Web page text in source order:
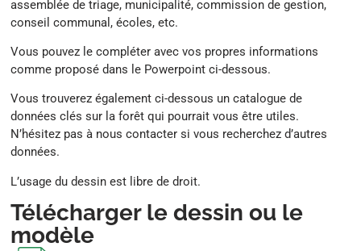
assemblée de triage, municipalité, commission de gestion,
conseil communal, écoles, etc.
Vous pouvez le compléter avec vos propres informations
comme proposé dans le Powerpoint ci-dessous.
Vous trouverez également ci-dessous un catalogue de
données clés sur la forêt qui pourrait vous être utiles.
N’hésitez pas à nous contacter si vous recherchez d’autres
données.
L’usage du dessin est libre de droit.
Télécharger le dessin ou le
modèle